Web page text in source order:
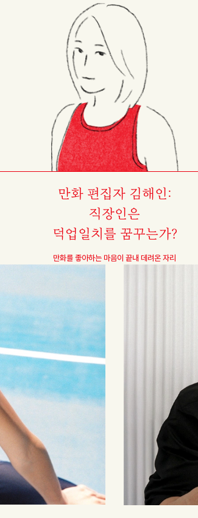
만화 편집자 김해인:
직장인은
덕업일치를 꿈꾸는가?
만화를 좋아하는 마음이 끝내 데려온 자리